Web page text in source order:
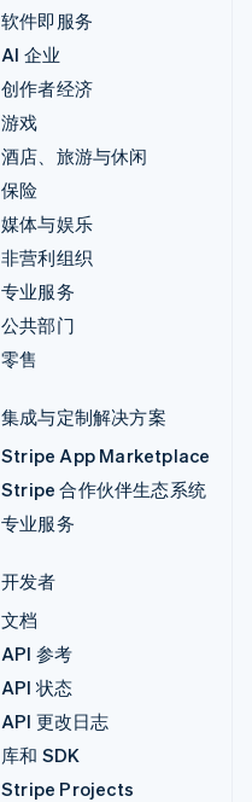
软件即服务
AI 企业
创作者经济
游戏
酒店、旅游与休闲
保险
媒体与娱乐
非营利组织
专业服务
公共部门
零售
集成与定制解决方案
Stripe App Marketplace
Stripe 合作伙伴生态系统
专业服务
开发者
文档
API 参考
API 状态
API 更改日志
库和 SDK
Stripe Projects